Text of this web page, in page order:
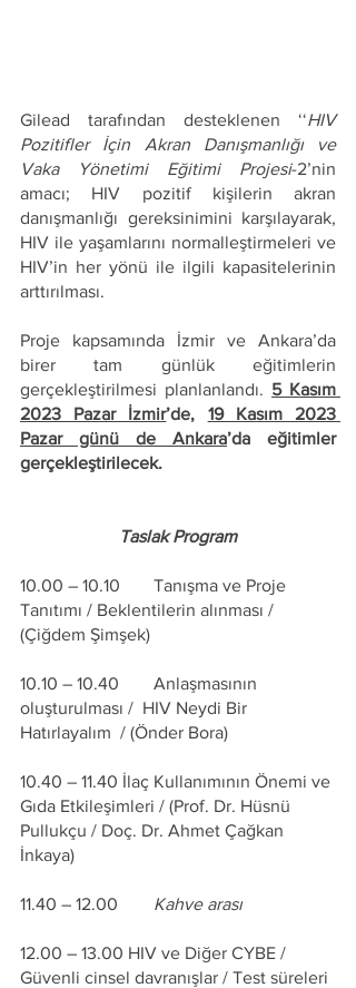
Gilead tarafından desteklenen ‘‘HIV
Pozitifler İçin Akran Danışmanlığı ve
Vaka Yönetimi Eğitimi Projesi-2’nin
amacı; HIV pozitif kişilerin akran
danışmanlığı gereksinimini karşılayarak,
HIV ile yaşamlarını normalleştirmeleri ve
HIV’in her yönü ile ilgili kapasitelerinin
arttırılması.
Proje kapsamında İzmir ve Ankara’da
birer tam günlük eğitimlerin
gerçekleştirilmesi planlanlandı. 5 Kasım
2023 Pazar İzmir’de, 19 Kasım 2023
Pazar günü de Ankara’da eğitimler
gerçekleştirilecek.
Taslak Program
10.00 – 10.10	Tanışma ve Proje
Tanıtımı / Beklentilerin alınması /
(Çiğdem Şimşek)
10.10 – 10.40	Anlaşmasının
oluşturulması /  HIV Neydi Bir
Hatırlayalım  / (Önder Bora)
10.40 – 11.40 İlaç Kullanımının Önemi ve
Gıda Etkileşimleri / (Prof. Dr. Hüsnü
Pullukçu / Doç. Dr. Ahmet Çağkan
İnkaya)
Kahve arası
12.00 – 13.00 HIV ve Diğer CYBE /
Güvenli cinsel davranışlar / Test süreleri